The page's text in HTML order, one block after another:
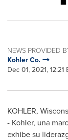
NEWS PROVIDED
Kohler Co.
Dec 01, 2021, 12:21
KOHLER,
- Kohler, una
exhibe su